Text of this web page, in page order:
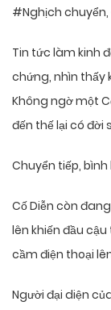
#Nghịch chuyển,
Tin tức làm kinh
chứng, nhìn thấy
Không ngờ một
đến thế lại có đời
Chuyển tiếp,
Cố Diễn còn
lên khiến đầu
cầm điện thoại
Người đại diện